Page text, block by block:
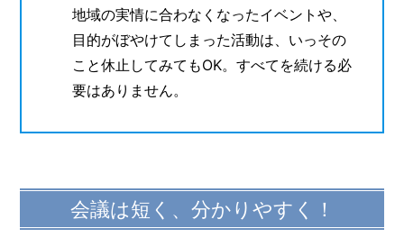
地域の実情に合わなくなったイベントや、
目的がぼやけてしまった活動は、いっその
こと休止してみてもOK。すべてを続ける必
要はありません。
会議は短く、分かりやすく！